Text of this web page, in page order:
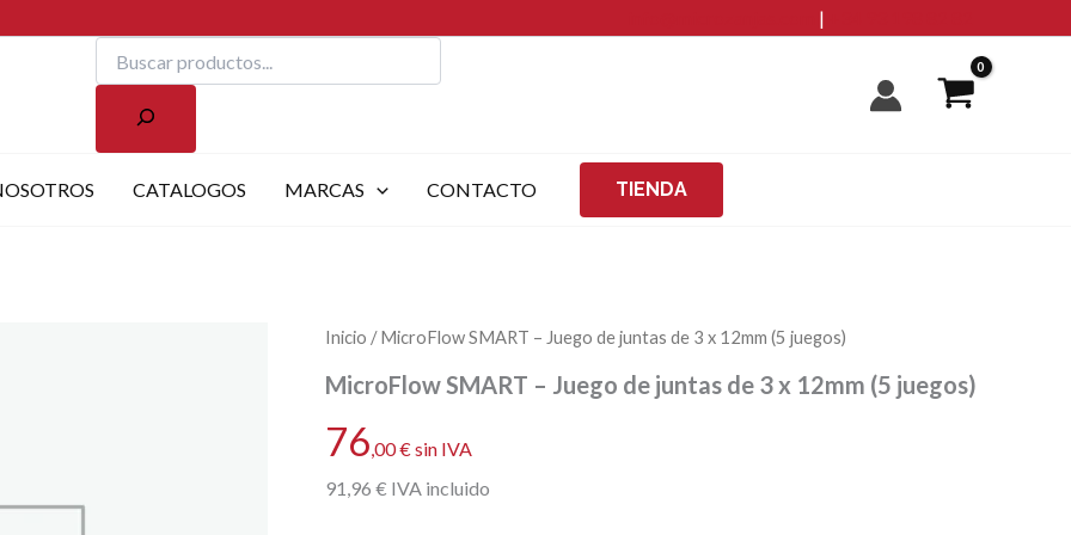
|
Buscar
CATALOGOS MARCAS CONTACTO TIENDA
Inicio / MicroFlow SMART – Juego de juntas de 3 x 12mm (5 juegos)
MicroFlow SMART – Juego de juntas de 3 x 12mm (5 juegos)
76,00€sin IVA
91,96 € IVA incluido